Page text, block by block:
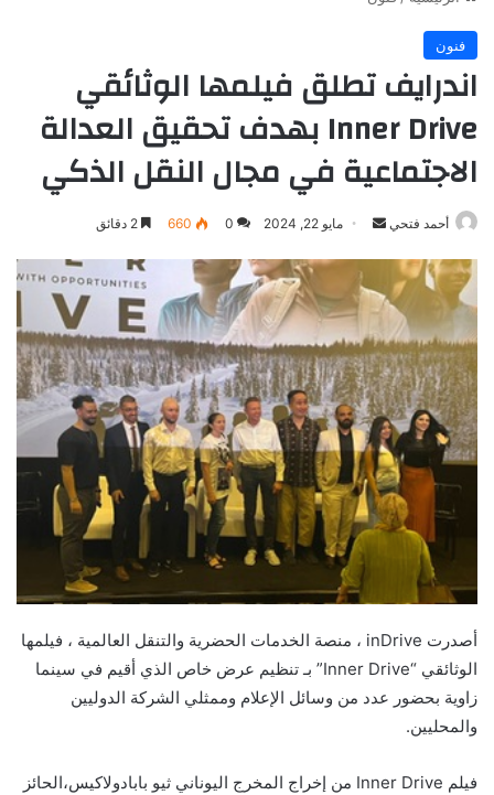
فنون
اندرايف تطلق فيلمها الوثائقي
Inner Drive بهدف تحقيق العدالة
الاجتماعية في مجال النقل الذكي
أحمد فتحي
أرسل
إلكترونيا
مايو 22, 2024 0
660
أصدرت inDrive ، منصة الخدمات الحضرية والتنقل العالمية ، فيلمها
الوثائقي “Inner Drive” بـ تنظيم عرض خاص الذي أقيم في سينما
زاوية بحضور عدد من وسائل الإعلام وممثلي الشركة الدوليين
والمحليين.
فيلم Inner Drive من إخراج المخرج اليوناني ثيو بابادولاكيس،الحائز